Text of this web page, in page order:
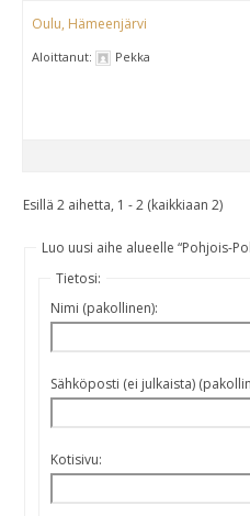
Oulu, Hämeenjärvi
Aloittanut: Pekka
Esillä 2 aihetta, 1 - 2 (kaikkiaan 2)
Luo uusi aihe alueelle “Pohjois-
Tietosi:
Nimi (pakollinen):
Sähköposti (ei julkaista)
Kotisivu: